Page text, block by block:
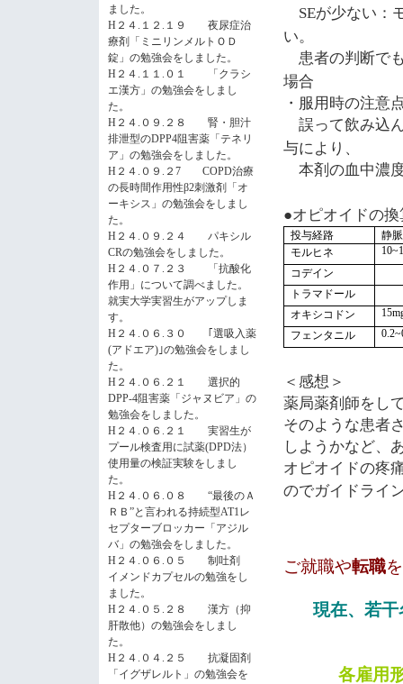
ました。
H２４.１２.１９ 夜尿症治
療剤「ミニリンメルトＯＤ
錠」の勉強会をしました。
H２４.１１.０１ 「クラシ
エ漢方」の勉強会をしまし
た。
H２４.０９.２８ 腎・胆汁
排泄型のDPP4阻害薬「テネリ
ア」の勉強会をしました。
H２４.０９.２7 COPD治療
の長時間作用性β2刺激剤「オ
ーキシス」の勉強会をしまし
た。
H２４.０９.２４ パキシル
CRの勉強会をしました。
H２４.０７.２３ 「抗酸化
作用」について調べました。
就実大学実習生がアップしま
す。
H２４.０６.３０ ｢選吸入薬
(アドエア)｣の勉強会をしまし
た。
H２４.０６.２１ 選択的
DPP-4阻害薬「ジャヌビア」の
勉強会をしました。
H２４.０６.２１ 実習生が
プール検査用に試薬(DPD法）
使用量の検証実験をしまし
た。
H２４.０６.０８ “最後のＡ
ＲＢ”と言われる持続型AT1レ
セプターブロッカー「アジル
バ」の勉強会をしました。
H２４.０６.０５ 制吐剤
イメンドカプセルの勉強をし
ました。
H２４.０５.２８ 漢方（抑
肝散他）の勉強会をしまし
た。
H２４.０４.２５ 抗凝固剤
「イグザレルト」の勉強会を
SEが少ない：
い。
患者の判断で
場合
・服用時の注意
誤って飲み込
与により、
本剤の血中濃
●オピオイドの
投与経路
静
モルヒネ
コデイン
トラマドール
オキシコドン
フェンタニル
＜感想＞
薬局薬剤師をし
そのような患者
しようかなど、
オピオイドの疼
のでガイドライ
ご就職や転職
現在、若
各雇用